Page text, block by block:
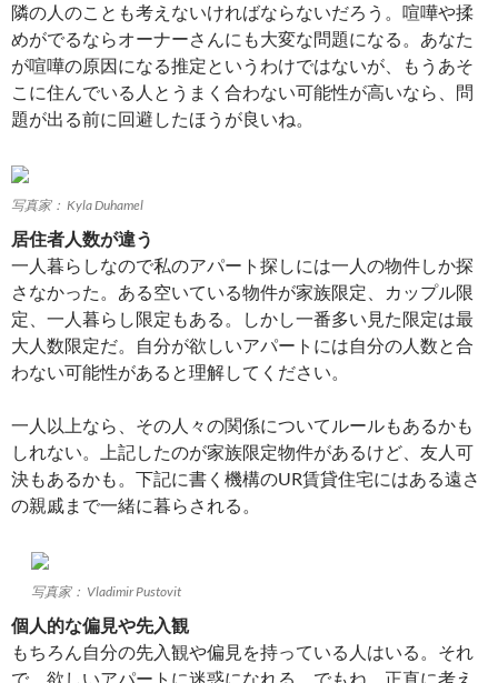
隣の人のことも考えないければならないだろう。喧嘩や揉
めがでるならオーナーさんにも大変な問題になる。あなた
が喧嘩の原因になる推定というわけではないが、もうあそ
こに住んでいる人とうまく合わない可能性が高いなら、問
題が出る前に回避したほうが良いね。
写真家： Kyla Duhamel
居住者人数が違う
一人暮らしなので私のアパート探しには一人の物件しか探
さなかった。ある空いている物件が家族限定、カップル限
定、一人暮らし限定もある。しかし一番多い見た限定は最
大人数限定だ。自分が欲しいアパートには自分の人数と合
わない可能性があると理解してください。
一人以上なら、その人々の関係についてルールもあるかも
しれない。上記したのが家族限定物件があるけど、友人可
決もあるかも。下記に書く機構のUR賃貸住宅にはある遠さ
の親戚まで一緒に暮らされる。
写真家： Vladimir Pustovit
個人的な偏見や先入観
もちろん自分の先入観や偏見を持っている人はいる。それ
で、欲しいアパートに迷惑になれる。でもね、正直に考え